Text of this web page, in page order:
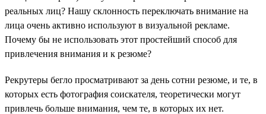
реальных лиц? Нашу склонность переключать внимание на
лица очень активно используют в визуальной рекламе.
Почему бы не использовать этот простейший способ для
привлечения внимания и к резюме?
Рекрутеры бегло просматривают за день сотни резюме, и те, в
которых есть фотография соискателя, теоретически могут
привлечь больше внимания, чем те, в которых их нет.